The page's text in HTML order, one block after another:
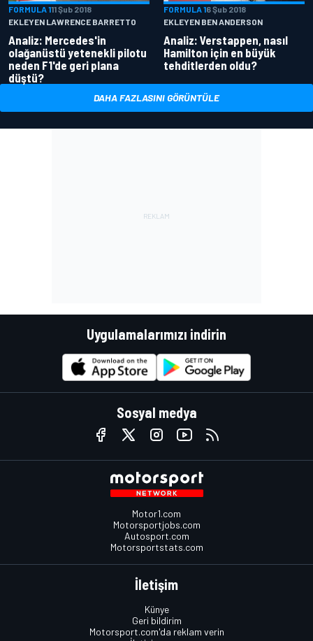
FORMULA 111 Şub 2018
EKLEYEN LAWRENCE BARRETTO
Analiz: Mercedes'in
olağanüstü yetenekli pilotu
neden F1'de geri plana
düştü?
FORMULA 16 Şub 2018
EKLEYEN BEN ANDERSON
Analiz: Verstappen, nasıl
Hamilton için en büyük
tehditlerden oldu?
DAHA FAZLASINI GÖRÜNTÜLE
Uygulamalarımızı indirin
Sosyal medya
Motor1.com
Motorsportjobs.com
Autosport.com
Motorsportstats.com
İletişim
Künye
Geri bildirim
Motorsport.com'da reklam verin